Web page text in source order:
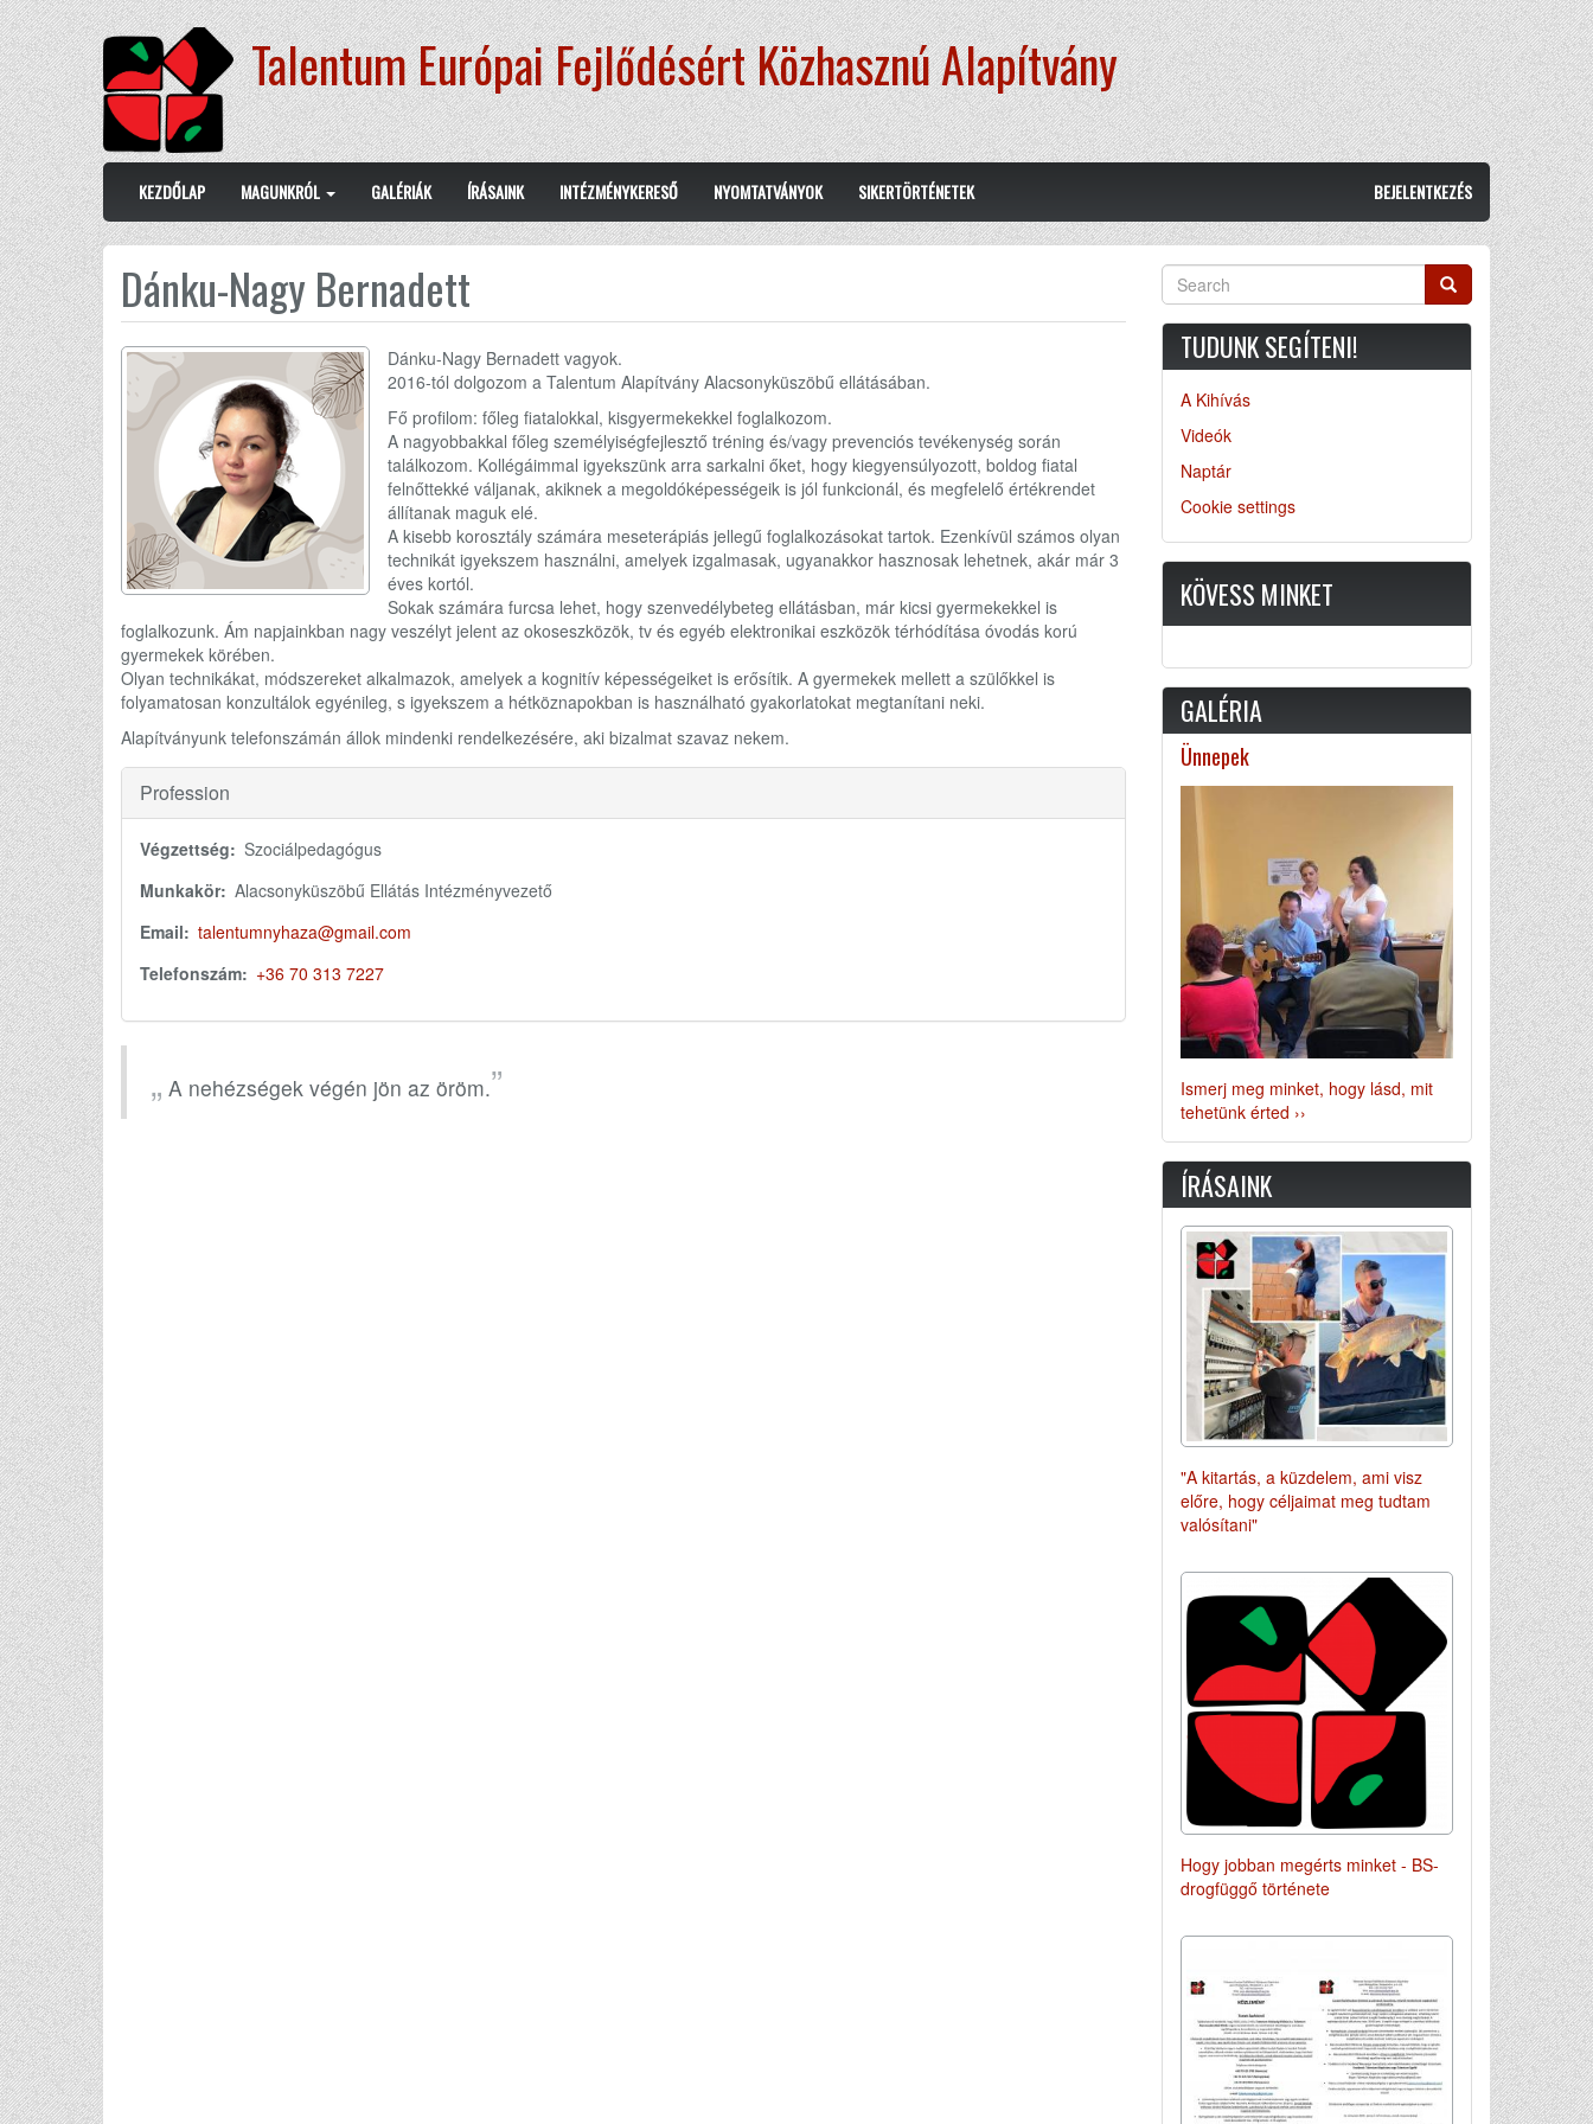
Ugrás
a
tartalomra
Talentum Európai Fejlődésért Közhasznú Alapítvány
Main
navigation
KEZDŐLAP MAGUNKRÓL GALÉRIÁK ÍRÁSAINK INTÉZMÉNYKERESŐ NYOMTATVÁNYOK SIKERTÖRTÉNETEK
User
account
menu
BEJELENTKEZÉS
Dánku-Nagy Bernadett
Dánku-Nagy Bernadett vagyok.
2016-tól dolgozom a Talentum Alapítvány Alacsonyküszöbű ellátásában.
Fő profilom: főleg fiatalokkal, kisgyermekekkel foglalkozom.
A nagyobbakkal főleg személyiségfejlesztő tréning és/vagy prevenciós tevékenység során
találkozom. Kollégáimmal igyekszünk arra sarkalni őket, hogy kiegyensúlyozott, boldog fiatal
felnőttekké váljanak, akiknek a megoldóképességeik is jól funkcionál, és megfelelő értékrendet
állítanak maguk elé.
A kisebb korosztály számára meseterápiás jellegű foglalkozásokat tartok. Ezenkívül számos olyan
technikát igyekszem használni, amelyek izgalmasak, ugyanakkor hasznosak lehetnek, akár már 3
éves kortól.
Sokak számára furcsa lehet, hogy szenvedélybeteg ellátásban, már kicsi gyermekekkel is
foglalkozunk. Ám napjainkban nagy veszélyt jelent az okoseszközök, tv és egyéb elektronikai eszközök térhódítása óvodás korú
gyermekek körében.
Olyan technikákat, módszereket alkalmazok, amelyek a kognitív képességeiket is erősítik. A gyermekek mellett a szülőkkel is
folyamatosan konzultálok egyénileg, s igyekszem a hétköznapokban is használható gyakorlatokat megtanítani neki.
Alapítványunk telefonszámán állok mindenki rendelkezésére, aki bizalmat szavaz nekem.
Profession
Végzettség
Szociálpedagógus
Munkakör Alacsonyküszöbű Ellátás Intézményvezető
Email: talentumnyhaza@gmail.com
Telefonszám
+36 70 313 7227
A nehézségek végén jön az öröm.
Search Search
TUDUNK SEGÍTENI!
A Kihívás
Videók
Naptár
Cookie settings
KÖVESS MINKET
GALÉRIA
Ünnepek
Ismerj meg minket, hogy lásd, mit
tehetünk érted ››
ÍRÁSAINK
"A kitartás, a küzdelem, ami visz
előre, hogy céljaimat meg tudtam
valósítani"
Hogy jobban megérts minket - BS-
drogfüggő története